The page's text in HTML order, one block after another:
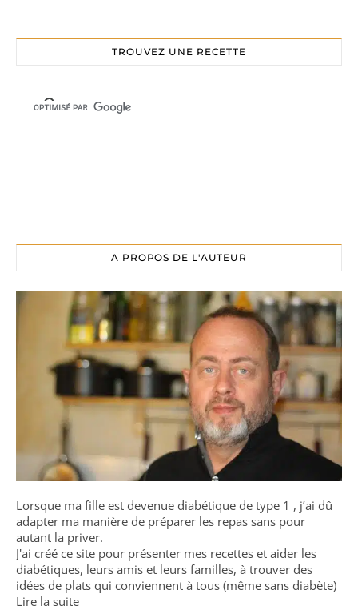
TROUVEZ UNE RECETTE
A PROPOS DE L'AUTEUR
Lorsque ma fille est devenue diabétique de type 1 , j’ai dû
adapter ma manière de préparer les repas sans pour
autant la priver.
J'ai créé ce site pour présenter mes recettes et aider les
diabétiques, leurs amis et leurs familles, à trouver des
idées de plats qui conviennent à tous (même sans diabète)
Lire la suite